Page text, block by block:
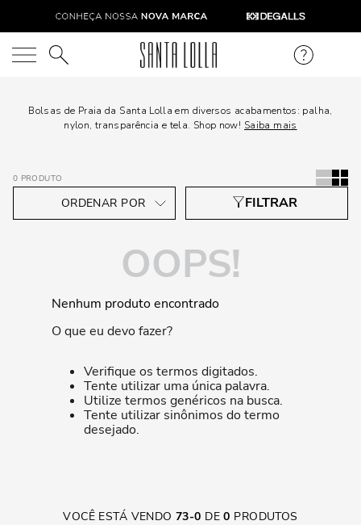
O que você está procurando?
Bolsas de Praia da Santa Lolla em diversos acabamentos: palha,
nylon, transparência e tela. Shop now! Saiba mais
0 PRODUTO
OOPS!
Nenhum produto encontrado
O que eu devo fazer?
Verifique os termos digitados.
Tente utilizar uma única palavra.
Utilize termos genéricos na busca.
Tente utilizar sinônimos do termo
desejado.
VOCÊ ESTÁ VENDO 73-0 DE0 PRODUTOS